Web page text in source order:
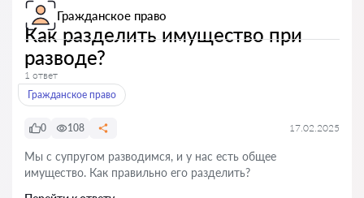
Гражданское право
Как разделить имущество при
разводе?
1 ответ
Гражданское право
0 108 17.02.2025
Мы с супругом разводимся, и у нас есть общее
имущество. Как правильно его разделить?